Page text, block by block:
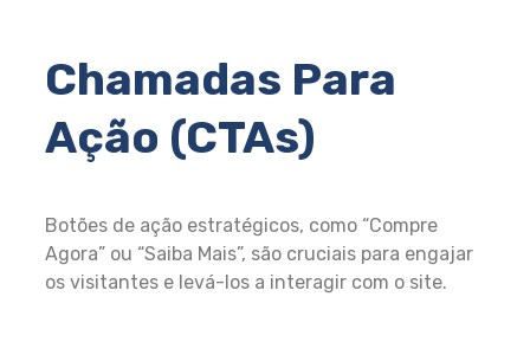
Chamadas Para
Ação (CTAs)
Botões de ação estratégicos, como “Compre
Agora” ou “Saiba Mais”, são cruciais para engajar
os visitantes e levá-los a interagir com o site.